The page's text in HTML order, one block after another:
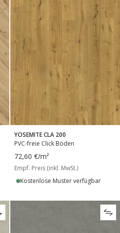
YOSEMITE CLA 200
PVC-freie Click Böden
72,60 €/m²
Empf. Preis (inkl. MwSt.)
Kostenlose Muster verfügbar